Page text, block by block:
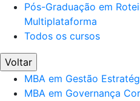
Pós-Graduação em
Multiplataforma
Todos os cursos
Voltar
MBA em Gestão
MBA em Governança